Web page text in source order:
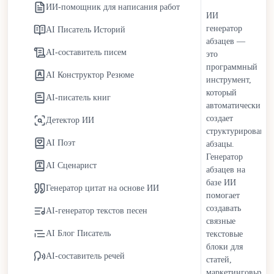
масштабируемую персонализированную коммуникацию.
В маркетинге они позволяют командам эффективно
масштабировать кампании. В образовании они
поддерживают репетиторство, составление заданий и
разработку учебных материалов. Однако зависимость от
ИИ-писателей вызывает этические проблемы, включая
риски плагиата, вопросы аутентичности контента и
распространение дезинформации. Организации решают
эти проблемы, принимая более строгие протоколы
проверки фактов и политики прозрачности для контента,
Компании получают выгоду от снижения операционных
затрат и более быстрого времени выполнения
маркетинговых задач, используя бесплатного ИИ-
писателя. Команды по созданию контента
перераспределяют ресурсы на стратегию и творческое
планирование. Частные лица получают доступную
ИИ-помощник для написания работ
AI Писатель Историй
AI-составитель писем
AI Конструктор Резюме
AI-писатель книг
Детектор ИИ
AI Поэт
AI Сценарист
Генератор цитат на основе ИИ
AI-генератор текстов песен
AI Блог Писатель
AI-составитель речей
ИИ
генератор
абзацев —
это
программный
инструмент,
который
автоматически
создает
абзацы.
Генератор
абзацев на
базе ИИ
помогает
создавать
связные
текстовые
блоки для
статей,